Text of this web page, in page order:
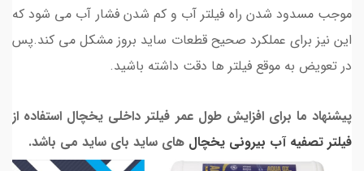
موجب مسدود شدن راه فیلتر آب و کم شدن فشار آب می شود که
این نیز برای عملکرد صحیح قطعات ساید بروز مشکل می کند.پس
در تعویض به موقع فیلتر ها دقت داشته باشید.
پیشنهاد ما برای افزایش طول عمر فیلتر داخلی یخچال استفاده از
فیلتر تصفیه آب بیرونی یخچال های ساید بای ساید می باشد.